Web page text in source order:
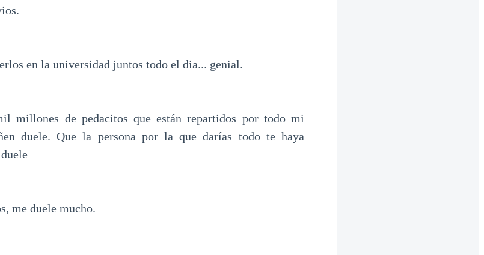
en la universidad juntos todo el dia... genial.
millones de pedacitos que están repartidos por todo mi
duele. Que la persona por la que darías todo te haya
me duele mucho.